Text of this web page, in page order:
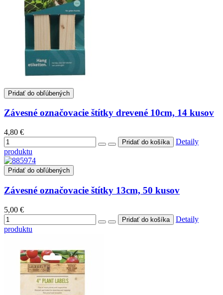
Pridať do obľúbených
Závesné označovacie štítky drevené 10cm, 14 kusov
4,80 €
Detaily
produktu
Pridať do obľúbených
Závesné označovacie štítky 13cm, 50 kusov
5,00 €
Detaily
produktu